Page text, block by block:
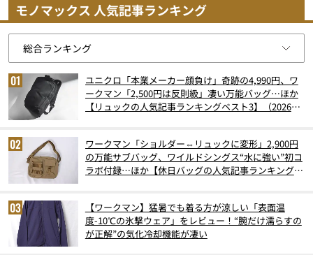
モノマックス 人気記事ランキング
ユニクロ「本業メーカー顔負け」奇跡の4,990円、ワ
ークマン「2,500円は反則級」凄い万能バッグ…ほか
【リュックの人気記事ランキングベスト3】（2026年
ワークマン「ショルダー⇔リュックに変形」2,900円
の万能サブバッグ、ワイルドシングス“水に強い”初コ
ラボ付録…ほか【休日バッグの人気記事ランキングベ
【ワークマン】猛暑でも着る方が涼しい「表面温
度-10℃の氷撃ウェア」をレビュー！“腕だけ濡らすの
が正解”の気化冷却機能が凄い